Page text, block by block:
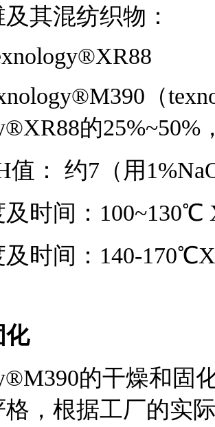
其混纺织物：
（
的25%~50%
值： 约7（用
及时间：
时间：140-
化
的干燥和固
格，根据工厂的实